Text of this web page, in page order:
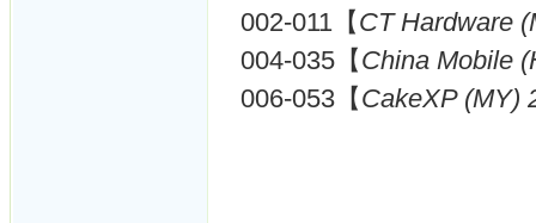
002-011【CT Hardware
004-035【China Mobile
006-053【CakeXP (MY)